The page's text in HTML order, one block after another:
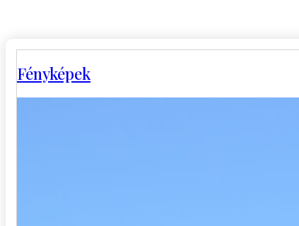
Fényképek